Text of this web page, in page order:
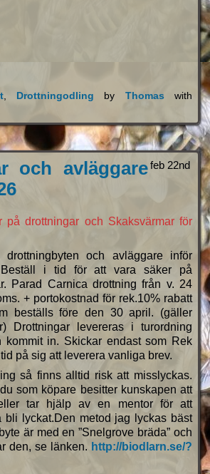
Drottningodling by Thomas with
feb 22nd
och avläggare
på drottningar och Skaksvärmar för
och avläggare inför
Beställ i tid för att vara säker på
Parad Carnica drottning från v. 24
+ portokostnad för rek.10% rabatt
beställs före den 30 april. (gäller
Drottningar levereras i turordning
kommit in. Skickar endast som Rek
på sig att leverera vanliga brev.
så finns alltid risk att misslyckas.
som köpare besitter kunskapen att
tar hjälp av en mentor för att
bli lyckat.Den metod jag lyckas bäst
är med en ”Snelgrove bräda” och
den, se länken. http://biodlarn.se/?